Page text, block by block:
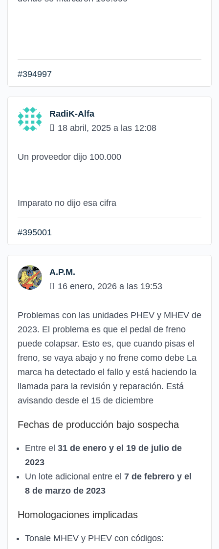
#394997
RadiK-Alfa
18 abril, 2025 a las 12:08
Un proveedor dijo 100.000
Imparato no dijo esa cifra
#395001
A.P.M.
16 enero, 2026 a las 19:53
Problemas con las unidades PHEV y MHEV de
2023. El problema es que el pedal de freno
puede colapsar. Esto es, que cuando pisas el
freno, se vaya abajo y no frene como debe La
marca ha detectado el fallo y está haciendo la
llamada para la revisión y reparación. Está
avisando desde el 15 de diciembre
Fechas de producción bajo sospecha
Entre el 31 de enero y el 19 de julio de
2023
Un lote adicional entre el 7 de febrero y el
8 de marzo de 2023
Homologaciones implicadas
Tonale MHEV y PHEV con códigos: